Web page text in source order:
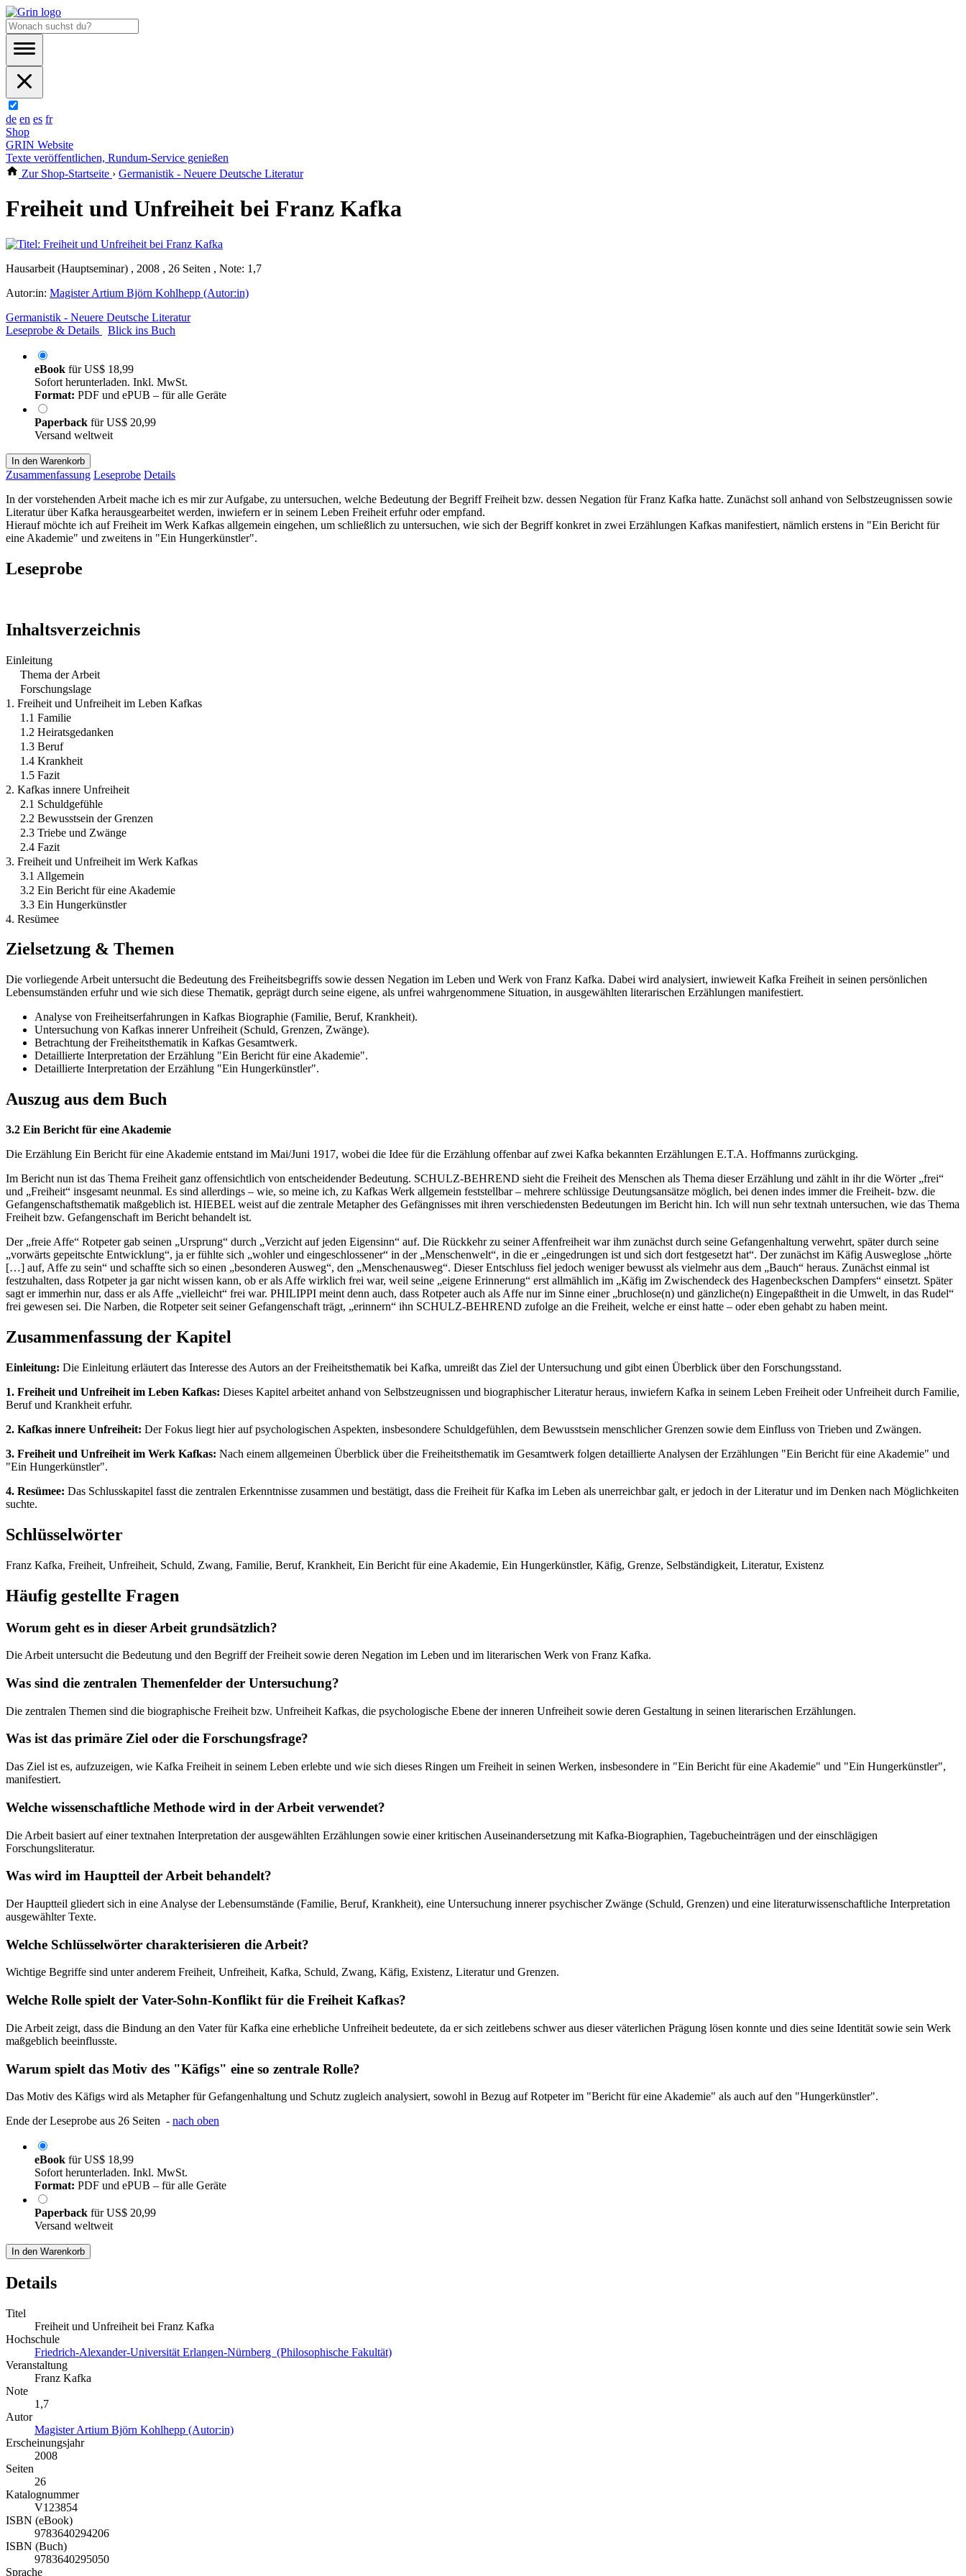
de en es fr
Shop
GRIN Website
Texte veröffentlichen, Rundum-Service genießen
Zur Shop-Startseite › Germanistik - Neuere Deutsche Literatur
Freiheit und Unfreiheit bei Franz Kafka
Hausarbeit (Hauptseminar) , 2008 , 26 Seiten , Note: 1,7
Autor:in: Magister Artium Björn Kohlhepp (Autor:in)
Germanistik - Neuere Deutsche Literatur
Leseprobe & Details
Blick ins Buch
eBook fürUS$ 18,99
Sofort herunterladen. Inkl. MwSt.
Format: PDF und ePUB – für alle Geräte
Paperback fürUS$ 20,99
Versand weltweit
In den Warenkorb
Zusammenfassung Leseprobe Details
In der vorstehenden Arbeit mache ich es mir zur Aufgabe, zu untersuchen, welche Bedeutung der Begriff Freiheit bzw. dessen Negation für Franz Kafka hatte. Zunächst soll anhand von Selbstzeugnissen sowie
Literatur über Kafka herausgearbeitet werden, inwiefern er in seinem Leben Freiheit erfuhr oder empfand.
Hierauf möchte ich auf Freiheit im Werk Kafkas allgemein eingehen, um schließlich zu untersuchen, wie sich der Begriff konkret in zwei Erzählungen Kafkas manifestiert, nämlich erstens in "Ein Bericht für
eine Akademie" und zweitens in "Ein Hungerkünstler".
Leseprobe
Inhaltsverzeichnis
Einleitung
Thema der Arbeit
Forschungslage
1. Freiheit und Unfreiheit im Leben Kafkas
1.1 Familie
1.2 Heiratsgedanken
1.3 Beruf
1.4 Krankheit
1.5 Fazit
2. Kafkas innere Unfreiheit
2.1 Schuldgefühle
2.2 Bewusstsein der Grenzen
2.3 Triebe und Zwänge
2.4 Fazit
3. Freiheit und Unfreiheit im Werk Kafkas
3.1 Allgemein
3.2 Ein Bericht für eine Akademie
3.3 Ein Hungerkünstler
4. Resümee
Zielsetzung & Themen
Die vorliegende Arbeit untersucht die Bedeutung des Freiheitsbegriffs sowie dessen Negation im Leben und Werk von Franz Kafka. Dabei wird analysiert, inwieweit Kafka Freiheit in seinen persönlichen
Lebensumständen erfuhr und wie sich diese Thematik, geprägt durch seine eigene, als unfrei wahrgenommene Situation, in ausgewählten literarischen Erzählungen manifestiert.
Analyse von Freiheitserfahrungen in Kafkas Biographie (Familie, Beruf, Krankheit).
Untersuchung von Kafkas innerer Unfreiheit (Schuld, Grenzen, Zwänge).
Betrachtung der Freiheitsthematik in Kafkas Gesamtwerk.
Detaillierte Interpretation der Erzählung "Ein Bericht für eine Akademie".
Detaillierte Interpretation der Erzählung "Ein Hungerkünstler".
Auszug aus dem Buch
3.2 Ein Bericht für eine Akademie
Die Erzählung Ein Bericht für eine Akademie entstand im Mai/Juni 1917, wobei die Idee für die Erzählung offenbar auf zwei Kafka bekannten Erzählungen E.T.A. Hoffmanns zurückging.
Im Bericht nun ist das Thema Freiheit ganz offensichtlich von entscheidender Bedeutung. SCHULZ-BEHREND sieht die Freiheit des Menschen als Thema dieser Erzählung und zählt in ihr die Wörter „frei“
und „Freiheit“ insgesamt neunmal. Es sind allerdings – wie, so meine ich, zu Kafkas Werk allgemein feststellbar – mehrere schlüssige Deutungsansätze möglich, bei denen indes immer die Freiheit- bzw. die
Gefangenschaftsthematik maßgeblich ist. HIEBEL weist auf die zentrale Metapher des Gefängnisses mit ihren verschiedensten Bedeutungen im Bericht hin. Ich will nun sehr textnah untersuchen, wie das Thema
Freiheit bzw. Gefangenschaft im Bericht behandelt ist.
Der „freie Affe“ Rotpeter gab seinen „Ursprung“ durch „Verzicht auf jeden Eigensinn“ auf. Die Rückkehr zu seiner Affenfreiheit war ihm zunächst durch seine Gefangenhaltung verwehrt, später durch seine
„vorwärts gepeitschte Entwicklung“, ja er fühlte sich „wohler und eingeschlossener“ in der „Menschenwelt“, in die er „eingedrungen ist und sich dort festgesetzt hat“. Der zunächst im Käfig Ausweglose „hörte
[…] auf, Affe zu sein“ und schaffte sich so einen „besonderen Ausweg“, den „Menschenausweg“. Dieser Entschluss fiel jedoch weniger bewusst als vielmehr aus dem „Bauch“ heraus. Zunächst einmal ist
festzuhalten, dass Rotpeter ja gar nicht wissen kann, ob er als Affe wirklich frei war, weil seine „eigene Erinnerung“ erst allmählich im „Käfig im Zwischendeck des Hagenbeckschen Dampfers“ einsetzt. Später
sagt er immerhin nur, dass er als Affe „vielleicht“ frei war. PHILIPPI meint denn auch, dass Rotpeter auch als Affe nur im Sinne einer „bruchlose(n) und gänzliche(n) Eingepaßtheit in die Umwelt, in das Rudel“
frei gewesen sei. Die Narben, die Rotpeter seit seiner Gefangenschaft trägt, „erinnern“ ihn SCHULZ-BEHREND zufolge an die Freiheit, welche er einst hatte – oder eben gehabt zu haben meint.
Zusammenfassung der Kapitel
Einleitung: Die Einleitung erläutert das Interesse des Autors an der Freiheitsthematik bei Kafka, umreißt das Ziel der Untersuchung und gibt einen Überblick über den Forschungsstand.
1. Freiheit und Unfreiheit im Leben Kafkas: Dieses Kapitel arbeitet anhand von Selbstzeugnissen und biographischer Literatur heraus, inwiefern Kafka in seinem Leben Freiheit oder Unfreiheit durch Familie,
Beruf und Krankheit erfuhr.
2. Kafkas innere Unfreiheit: Der Fokus liegt hier auf psychologischen Aspekten, insbesondere Schuldgefühlen, dem Bewusstsein menschlicher Grenzen sowie dem Einfluss von Trieben und Zwängen.
3. Freiheit und Unfreiheit im Werk Kafkas: Nach einem allgemeinen Überblick über die Freiheitsthematik im Gesamtwerk folgen detaillierte Analysen der Erzählungen "Ein Bericht für eine Akademie" und
"Ein Hungerkünstler".
4. Resümee: Das Schlusskapitel fasst die zentralen Erkenntnisse zusammen und bestätigt, dass die Freiheit für Kafka im Leben als unerreichbar galt, er jedoch in der Literatur und im Denken nach Möglichkeiten
suchte.
Schlüsselwörter
Franz Kafka, Freiheit, Unfreiheit, Schuld, Zwang, Familie, Beruf, Krankheit, Ein Bericht für eine Akademie, Ein Hungerkünstler, Käfig, Grenze, Selbständigkeit, Literatur, Existenz
Häufig gestellte Fragen
Worum geht es in dieser Arbeit grundsätzlich?
Die Arbeit untersucht die Bedeutung und den Begriff der Freiheit sowie deren Negation im Leben und im literarischen Werk von Franz Kafka.
Was sind die zentralen Themenfelder der Untersuchung?
Die zentralen Themen sind die biographische Freiheit bzw. Unfreiheit Kafkas, die psychologische Ebene der inneren Unfreiheit sowie deren Gestaltung in seinen literarischen Erzählungen.
Was ist das primäre Ziel oder die Forschungsfrage?
Das Ziel ist es, aufzuzeigen, wie Kafka Freiheit in seinem Leben erlebte und wie sich dieses Ringen um Freiheit in seinen Werken, insbesondere in "Ein Bericht für eine Akademie" und "Ein Hungerkünstler",
manifestiert.
Welche wissenschaftliche Methode wird in der Arbeit verwendet?
Die Arbeit basiert auf einer textnahen Interpretation der ausgewählten Erzählungen sowie einer kritischen Auseinandersetzung mit Kafka-Biographien, Tagebucheinträgen und der einschlägigen
Forschungsliteratur.
Was wird im Hauptteil der Arbeit behandelt?
Der Hauptteil gliedert sich in eine Analyse der Lebensumstände (Familie, Beruf, Krankheit), eine Untersuchung innerer psychischer Zwänge (Schuld, Grenzen) und eine literaturwissenschaftliche Interpretation
ausgewählter Texte.
Welche Schlüsselwörter charakterisieren die Arbeit?
Wichtige Begriffe sind unter anderem Freiheit, Unfreiheit, Kafka, Schuld, Zwang, Käfig, Existenz, Literatur und Grenzen.
Welche Rolle spielt der Vater-Sohn-Konflikt für die Freiheit Kafkas?
Die Arbeit zeigt, dass die Bindung an den Vater für Kafka eine erhebliche Unfreiheit bedeutete, da er sich zeitlebens schwer aus dieser väterlichen Prägung lösen konnte und dies seine Identität sowie sein Werk
maßgeblich beeinflusste.
Warum spielt das Motiv des "Käfigs" eine so zentrale Rolle?
Das Motiv des Käfigs wird als Metapher für Gefangenhaltung und Schutz zugleich analysiert, sowohl in Bezug auf Rotpeter im "Bericht für eine Akademie" als auch auf den "Hungerkünstler".
Ende der Leseprobe aus 26 Seiten - nach oben
eBook fürUS$ 18,99
Sofort herunterladen. Inkl. MwSt.
Format: PDF und ePUB – für alle Geräte
Paperback fürUS$ 20,99
Versand weltweit
In den Warenkorb
Details
Titel
Freiheit und Unfreiheit bei Franz Kafka
Hochschule
Friedrich-Alexander-Universität Erlangen-Nürnberg (Philosophische Fakultät)
Veranstaltung
Franz Kafka
Note
1,7
Autor
Magister Artium Björn Kohlhepp (Autor:in)
Erscheinungsjahr
2008
Seiten
26
Katalognummer
V123854
ISBN (eBook)
9783640294206
ISBN (Buch)
9783640295050
Sprache